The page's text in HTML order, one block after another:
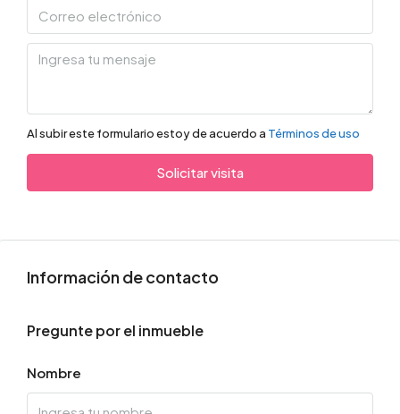
Al subir este formulario estoy de acuerdo a Términos de uso
Solicitar visita
Información de contacto
Pregunte por el inmueble
Nombre